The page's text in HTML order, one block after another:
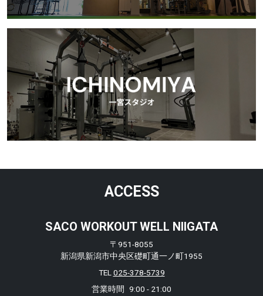
ACCESS
SACO WORKOUT WELL NIIGATA
〒951-8055
新潟県新潟市中央区礎町通一ノ町1955
TEL 025-378-5739
営業時間
9:00 - 21:00